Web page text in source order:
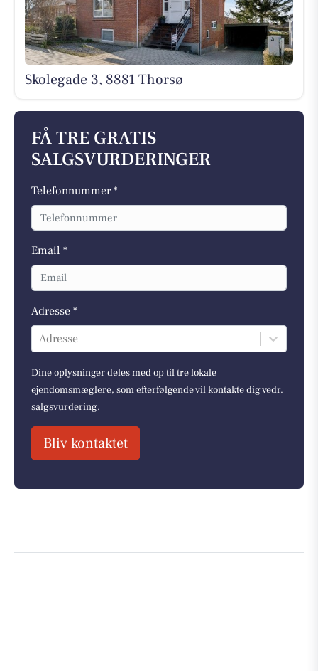
Skolegade 3, 8881 Thorsø
FÅ TRE GRATIS
SALGSVURDERINGER
Telefonnummer *
Email *
Adresse *
Adresse
Dine oplysninger deles med op til tre lokale
ejendomsmæglere, som efterfølgende vil kontakte dig vedr.
salgsvurdering.
Bliv kontaktet